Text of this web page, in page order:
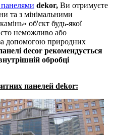
dekor, Ви отримуєте
та з мінімальними
об'єкт будь-якої
неможливо або
допомогою природних
decor рекомендується
обробці
панелей dekor: